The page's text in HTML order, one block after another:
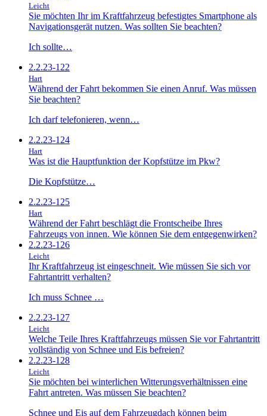
Leicht
Sie möchten Ihr im Kraftfahrzeug befestigtes Smartphone als
Navigationsgerät nutzen. Was sollten Sie beachten?
Ich sollte…
2.2.23-122
Hart
Während der Fahrt bekommen Sie einen Anruf. Was müssen
Sie beachten?
Ich darf telefonieren, wenn…
2.2.23-124
Hart
Was ist die Hauptfunktion der Kopfstütze im Pkw?
Die Kopfstütze…
2.2.23-125
Hart
Während der Fahrt beschlägt die Frontscheibe Ihres
Fahrzeugs von innen. Wie können Sie dem entgegenwirken?
2.2.23-126
Leicht
Ihr Kraftfahrzeug ist eingeschneit. Wie müssen Sie sich vor
Fahrtantritt verhalten?
Ich muss Schnee …
2.2.23-127
Leicht
Welche Teile Ihres Kraftfahrzeugs müssen Sie vor Fahrtantritt
vollständig von Schnee und Eis befreien?
2.2.23-128
Leicht
Sie möchten bei winterlichen Witterungsverhältnissen eine
Fahrt antreten. Was müssen Sie beachten?
Schnee und Eis auf dem Fahrzeugdach können beim